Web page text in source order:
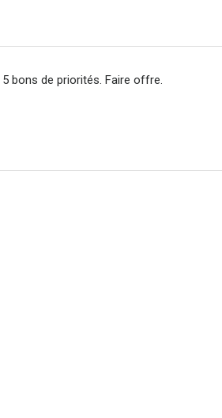
bons de priorités. Faire offre.